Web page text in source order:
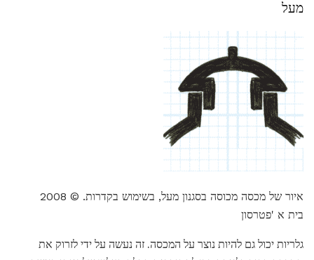
מעל
איור של מכסה מכוסה בסגנון מעל, בשימוש בקדרות. © 2008
בית א 'פטרסון
גלריות יכול גם להיות נוצר על המכסה. זה נעשה על ידי לזרוק את